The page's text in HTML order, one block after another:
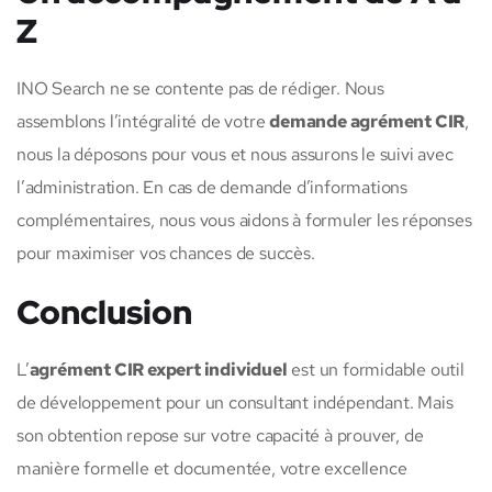
Z
INO Search ne se contente pas de rédiger. Nous
assemblons l’intégralité de votredemande agrément CIR,
nous la déposons pour vous et nous assurons le suivi avec
l’administration. En cas de demande d’informations
complémentaires, nous vous aidons à formuler les réponses
pour maximiser vos chances de succès.
Conclusion
L’agrément CIR expert individuel est un formidable outil
de développement pour un consultant indépendant. Mais
son obtention repose sur votre capacité à prouver, de
manière formelle et documentée, votre excellence